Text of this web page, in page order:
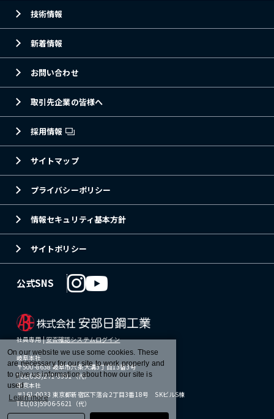
技術情報
新着情報
お問い合わせ
取引先企業の皆様へ
採用情報
サイトマップ
プライバシーポリシー
情報セキュリティ基本方針
サイトポリシー
公式SNS
社員専用 |安否確認システムログイン
岐阜本社
〒500-8638 岐阜市六条大溝3丁目13番3号
TEL(058)271-3391（代）
東京本社
〒161-0033 東京都新宿区下落合2丁目3番18号 SKビルS棟
TEL(03)5906-5621（代）
On our website we use some cookies. These
are necessary for our site to work properly and
to give us information about how our site is
used.
Learn more